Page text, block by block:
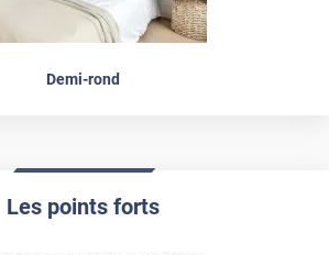
Demi-rond
Les points forts